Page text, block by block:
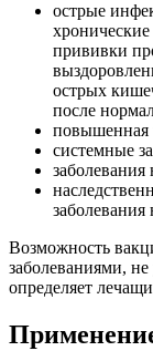
острые
хронические
прививки
острых
после
повышенная
системные
заболевания
Возможность
заболеваниями,
определяет